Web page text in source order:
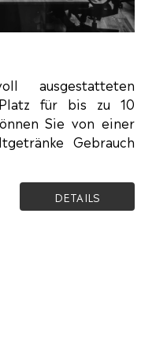
ausgestatteten
für bis zu 10
Sie von einer
Gebrauch
DETAILS